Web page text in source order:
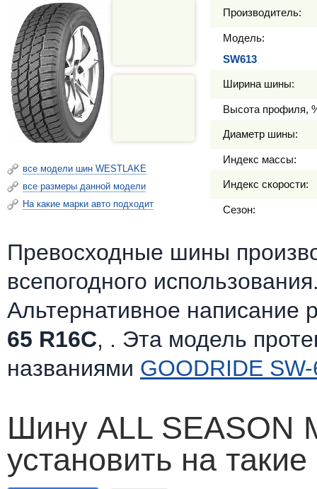
все модели шин WESTLAKE
все размеры данной модели
На какие марки авто подходит
Производитель:
Модель:
SW613
Ширина шины:
Высота профиля,
Диаметр шины:
Индекс массы:
Индекс скорости:
Сезон:
Превосходные шины
всепогодного
Альтернативное написание
65 R16C, . Эта модель
названиями GOODRIDE
Шину ALL SEASON
установить на